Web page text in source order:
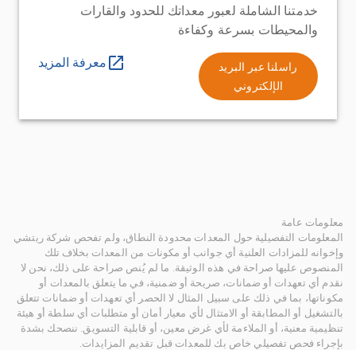
خدمتنا الشاملة لعبور معداتك للحدود والقارات
والمحيطات بسرعة وكفاءة
راسلنا عبر البريد
الإلكتروني
معرفة المزيد
معلومات عامة
المعلومات التفصيلية حول المعدات محدودة النطاق، ولم تفحص شركة ريتشي
وإخوانه للمزادات العلنية أي جوانب أو مكونات من المعدات بخلاف تلك
المنصوص عليها صراحة في هذه الوثيقة. ما لم يُنص صراحة على ذلك، نحن لا
نقدم أي تعهدات أو ضمانات، صريحة أو ضمنية، في ما يتعلق بالمعدات أو
مكوناتها، بما في ذلك على سبيل المثال لا الحصر أي تعهدات أو ضمانات تتعلق
بالتشغيل أو المطابقة أو الامتثال لأي معيار أمان أو متطلبات أي سلطة أو هيئة
تنظيمية معنية، أو الملاءمة لأي غرض معين، أو قابلية التسويق. ننصحك بشدة
بإجراء فحص تفصيلي خاص بك للمعدات قبل تقديم المزايدات.